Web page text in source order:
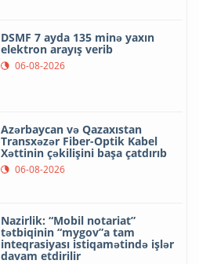
DSMF 7 ayda 135 minə yaxın
elektron arayış verib
06-08-2026
Azərbaycan və Qazaxıstan
Transxəzər Fiber-Optik Kabel
Xəttinin çəkilişini başa çatdırıb
06-08-2026
Nazirlik: “Mobil notariat”
tətbiqinin “mygov”a tam
inteqrasiyası istiqamətində işlər
davam etdirilir